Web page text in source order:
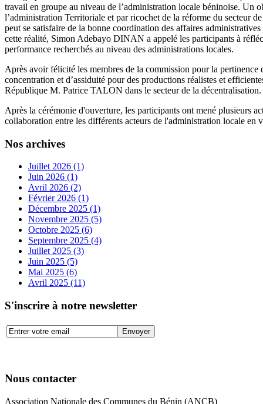
travail en groupe au niveau de l’administration locale béninoise. Un
l’administration Territoriale et par ricochet de la réforme du secteur
peut se satisfaire de la bonne coordination des affaires
cette réalité, Simon Adebayo DINAN a appelé les participants à
performance recherchés au niveau des administrations locales.
Après avoir félicité les membres de la commission pour la
concentration et d’assiduité pour des productions réalistes et
République M. Patrice TALON dans le secteur de la
Après la cérémonie d'ouverture, les participants ont mené plusieurs
collaboration entre les différents acteurs de l'administration locale en
Nos archives
Juillet 2026 (1)
Juin 2026 (1)
Avril 2026 (2)
Février 2026 (1)
Décembre 2025 (1)
Novembre 2025 (5)
Octobre 2025 (6)
Septembre 2025 (4)
Juillet 2025 (3)
Juin 2025 (5)
Mai 2025 (6)
Avril 2025 (11)
S'inscrire à notre newsletter
Nous contacter
Association Nationale des Communes du Bénin (ANCB)